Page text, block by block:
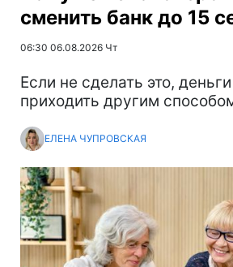
сменить банк до 15
06:30 06.08.2026 Чт
Если не сделать это,
приходить другим
ЕЛЕНА ЧУПРОВСКАЯ